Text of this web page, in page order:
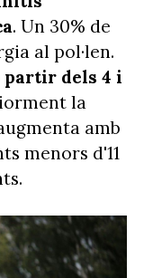
. Un 30% de
al pol·len.
partir dels 4 i
la
amb
menors d'11